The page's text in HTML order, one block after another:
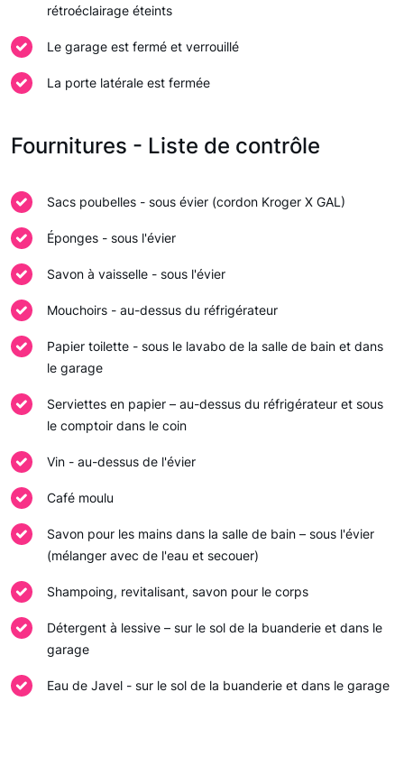
rétroéclairage éteints
Le garage est fermé et verrouillé
La porte latérale est fermée
Fournitures - Liste de contrôle
Sacs poubelles - sous évier (cordon Kroger X GAL)
Éponges - sous l'évier
Savon à vaisselle - sous l'évier
Mouchoirs - au-dessus du réfrigérateur
Papier toilette - sous le lavabo de la salle de bain et dans
le garage
Serviettes en papier – au-dessus du réfrigérateur et sous
le comptoir dans le coin
Vin - au-dessus de l'évier
Café moulu
Savon pour les mains dans la salle de bain – sous l'évier
(mélanger avec de l'eau et secouer)
Shampoing, revitalisant, savon pour le corps
Détergent à lessive – sur le sol de la buanderie et dans le
garage
Eau de Javel - sur le sol de la buanderie et dans le garage